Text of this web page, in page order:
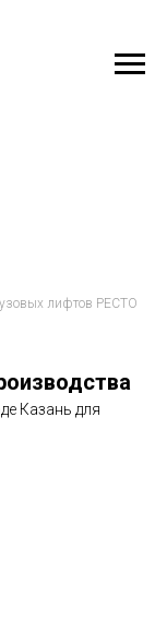
лифтов РЕСТО
Казань для